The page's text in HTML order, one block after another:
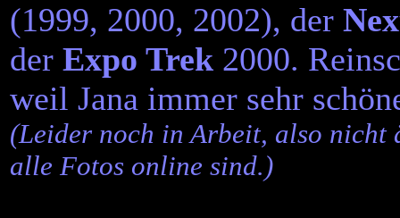
(1999, 2000, 2002), der
der Expo Trek 2000.
weil Jana immer sehr
(Leider noch in Arbeit, also nicht
alle Fotos online sind.)